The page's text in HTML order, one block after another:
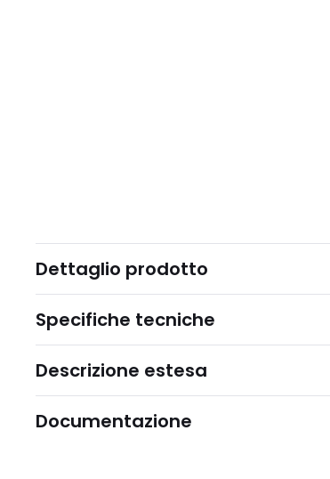
Dettaglio prodotto
Specifiche tecniche
Descrizione estesa
Documentazione